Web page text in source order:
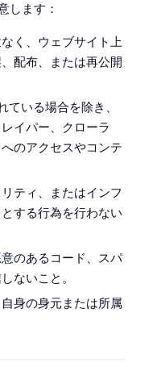
します：
く、ウェブサイト上
配布、または再公開
いる場合を除き、
イパー、クローラ
のアクセスやコンテ
ティ、またはインフ
する行為を行わない
のあるコード、スパ
ないこと。
身の身元または所属